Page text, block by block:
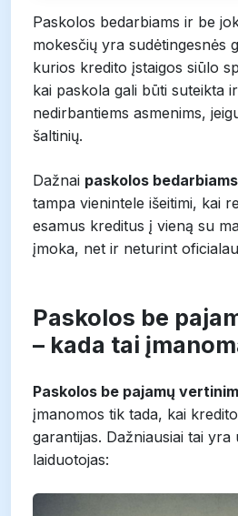
Paskolos bedarbiams ir be
mokesčių yra sudėtingesnės
kurios kredito įstaigos siūlo
kai paskola gali būti suteikta
nedirbantiems asmenims,
šaltinių.
Dažnai paskolos
tampa vienintele išeitimi, kai
esamus kreditus į vieną su
įmoka, net ir neturint
Paskolos be
– kada tai
Paskolos be pajamų
įmanomos tik tada, kai
garantijas. Dažniausiai tai yra
laiduotojas: